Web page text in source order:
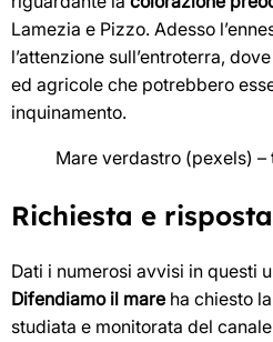
Lamezia e Pizzo. Adesso
l’attenzione sull’entroterra,
ed agricole che potrebbero
inquinamento.
Mare verdastro (pexels) –
Richiesta e risposta
Dati i numerosi avvisi in questi
Difendiamo il mare ha chiesto
studiata e monitorata del